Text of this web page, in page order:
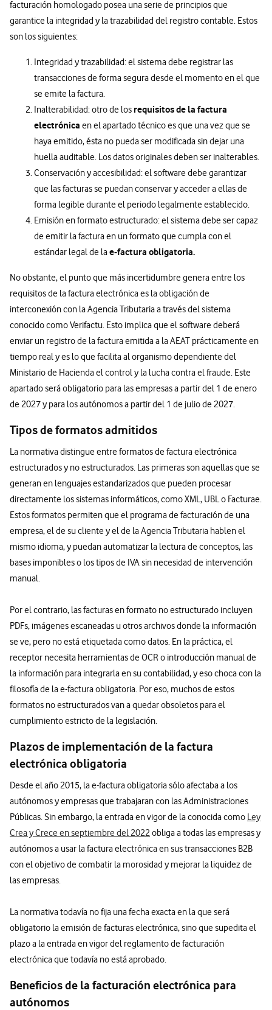
facturación homologado posea una serie de principios que
garantice la integridad y la trazabilidad del registro contable. Estos
son los siguientes:
Integridad y trazabilidad: el sistema debe registrar las
transacciones de forma segura desde el momento en el que
se emite la factura.
Inalterabilidad: otro de los requisitos de la factura
electrónica en el apartado técnico es que una vez que se
haya emitido, ésta no pueda ser modificada sin dejar una
huella auditable. Los datos originales deben ser inalterables.
Conservación y accesibilidad: el software debe garantizar
que las facturas se puedan conservar y acceder a ellas de
forma legible durante el periodo legalmente establecido.
Emisión en formato estructurado: el sistema debe ser capaz
de emitir la factura en un formato que cumpla con el
estándar legal de lae-factura obligatoria.
No obstante, el punto que más incertidumbre genera entre los
requisitos de la factura electrónica es la obligación de
interconexión con la Agencia Tributaria a través del sistema
conocido como Verifactu. Esto implica que el software deberá
enviar un registro de la factura emitida a la AEAT prácticamente en
tiempo real y es lo que facilita al organismo dependiente del
Ministario de Hacienda el control y la lucha contra el fraude. Este
apartado será obligatorio para las empresas a partir del 1 de enero
de 2027 y para los autónomos a partir del 1 de julio de 2027.
Tipos de formatos admitidos
La normativa distingue entre formatos de factura electrónica
estructurados y no estructurados. Las primeras son aquellas que se
generan en lenguajes estandarizados que pueden procesar
directamente los sistemas informáticos, como XML, UBL o Facturae.
Estos formatos permiten que el programa de facturación de una
empresa, el de su cliente y el de la Agencia Tributaria hablen el
mismo idioma, y puedan automatizar la lectura de conceptos, las
bases imponibles o los tipos de IVA sin necesidad de intervención
manual.
Por el contrario, las facturas en formato no estructurado incluyen
PDFs, imágenes escaneadas u otros archivos donde la información
se ve, pero no está etiquetada como datos. En la práctica, el
receptor necesita herramientas de OCR o introducción manual de
la información para integrarla en su contabilidad, y eso choca con la
filosofía de la e-factura obligatoria. Por eso, muchos de estos
formatos no estructurados van a quedar obsoletos para el
cumplimiento estricto de la legislación.
Plazos de implementación de la factura
electrónica obligatoria
Desde el año 2015, la e-factura obligatoria sólo afectaba a los
autónomos y empresas que trabajaran con las Administraciones
Públicas. Sin embargo, la entrada en vigor de la conocida como Ley
Crea y Crece en septiembre del 2022obliga a todas las empresas y
autónomos a usar la factura electrónica en sus transacciones B2B
con el objetivo de combatir la morosidad y mejorar la liquidez de
las empresas.
La normativa todavía no fija una fecha exacta en la que será
obligatorio la emisión de facturas electrónica, sino que supedita el
plazo a la entrada en vigor del reglamento de facturación
electrónica que todavía no está aprobado.
Beneficios de la facturación electrónica para
autónomos